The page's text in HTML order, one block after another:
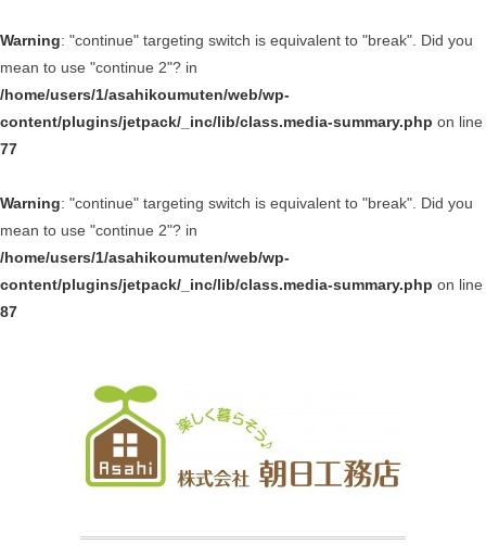
Warning: "continue" targeting switch is equivalent to "break". Did you
mean to use "continue 2"? in
/home/users/1/asahikoumuten/web/wp-
content/plugins/jetpack/_inc/lib/class.media-summary.php on line
77
Warning: "continue" targeting switch is equivalent to "break". Did you
mean to use "continue 2"? in
/home/users/1/asahikoumuten/web/wp-
content/plugins/jetpack/_inc/lib/class.media-summary.php on line
87